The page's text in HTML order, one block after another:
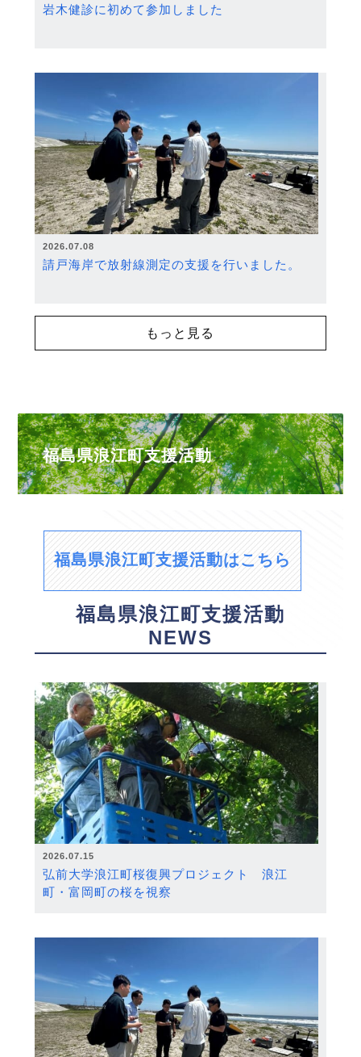
岩木健診に初めて参加しました
2026.07.08
請戸海岸で放射線測定の支援を行いました。
もっと見る
福島県浪江町支援活動
福島県浪江町支援活動はこちら
福島県浪江町支援活動
NEWS
2026.07.15
弘前大学浪江町桜復興プロジェクト 浪江
町・富岡町の桜を視察